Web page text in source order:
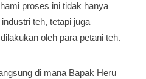
proses ini tidak hanya
teh, tetapi juga
oleh para petani teh.
di mana Bapak Heru